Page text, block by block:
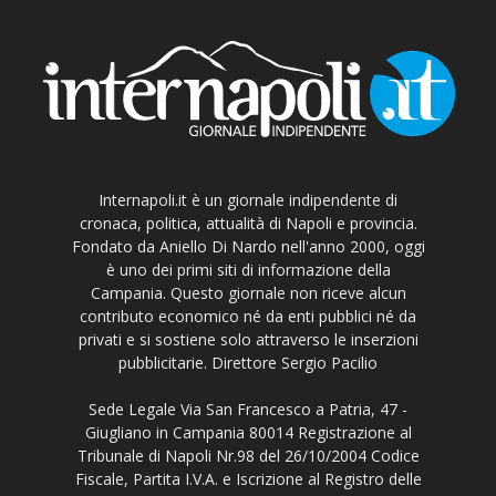
Internapoli.it è un giornale indipendente di
cronaca, politica, attualità di Napoli e provincia.
Fondato da Aniello Di Nardo nell'anno 2000, oggi
è uno dei primi siti di informazione della
Campania. Questo giornale non riceve alcun
contributo economico né da enti pubblici né da
privati e si sostiene solo attraverso le inserzioni
pubblicitarie. Direttore Sergio Pacilio
Sede Legale Via San Francesco a Patria, 47 -
Giugliano in Campania 80014 Registrazione al
Tribunale di Napoli Nr.98 del 26/10/2004 Codice
Fiscale, Partita I.V.A. e Iscrizione al Registro delle